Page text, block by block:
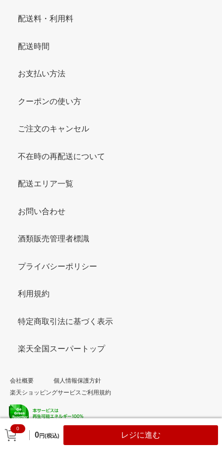
0
0円(税込) レジに進む
配送料・利用料
配送時間
お支払い方法
クーポンの使い方
ご注文のキャンセル
不在時の再配送について
配送エリア一覧
お問い合わせ
酒類販売管理者標識
プライバシーポリシー
利用規約
特定商取引法に基づく表示
楽天全国スーパートップ
会社概要
個人情報保護方針
楽天ショッピングサービスご利用規約
© Rakuten Group, Inc.